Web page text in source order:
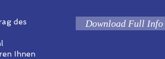
des
Ihnen
Download Full Info